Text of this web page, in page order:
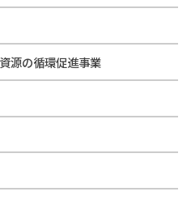
源の循環促進事業